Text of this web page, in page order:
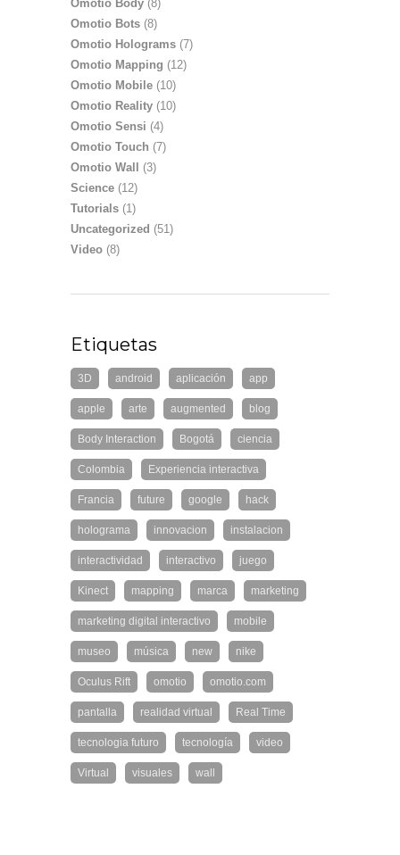
Omotio Body (8)
Omotio Bots (8)
Omotio Holograms (7)
Omotio Mapping (12)
Omotio Mobile (10)
Omotio Reality (10)
Omotio Sensi (4)
Omotio Touch (7)
Omotio Wall
(3)
Science (12)
Tutorials (1)
Uncategorized (51)
Video (8)
Etiquetas
3D android aplicación app
apple arte augmented blog
Body Interaction Bogotá ciencia
Colombia Experiencia interactiva
Francia future google hack
holograma innovacion instalacion
interactividad interactivo juego
Kinect mapping marca marketing
marketing digital interactivo mobile
museo música new nike
Oculus Rift omotio omotio.com
pantalla realidad virtual Real Time
tecnologia futuro tecnología video
Virtual visuales wall